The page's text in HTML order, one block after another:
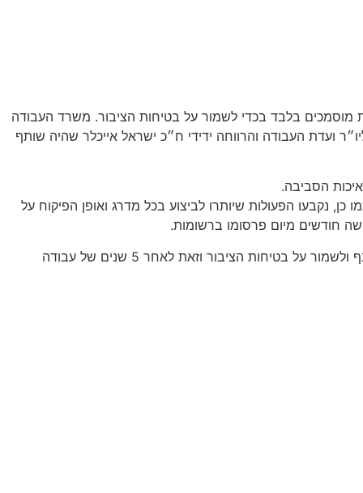
מוסמכים בלבד בכדי לשמור על בטיחות הציבור. משרד העבודה
ועדת העבודה והרווחה ידידי ח״כ ישראל אייכלר שהיה שותף
הסביבה.
נקבעו הפעולות שיותרו לביצוע בכל מדרג ואופן הפיקוח על
חודשים מיום פרסומו ברשומות.
מיכל אבגנים, מנהלת אגף בכיר אסדרת עיסוקים: מדובר בבשורה חשובה למשק- מטרת החוק היא להכווין את ההתנהגות המקצועית בענף ולשמור על בטיחות הציבור וזאת לאחר 5 שנים של עבודה